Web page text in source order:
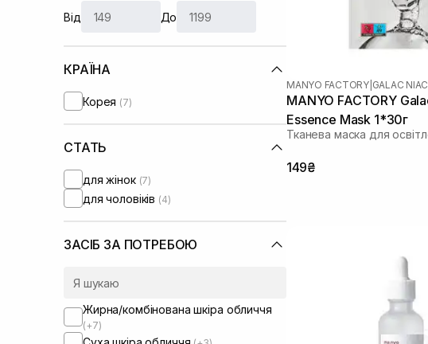
Від До
КРАЇНА
Корея (7)
СТАТЬ
для жінок (7)
для чоловіків (4)
ЗАСІБ ЗА ПОТРЕБОЮ
Жирна/комбінована шкіра обличчя
(+7)
MANYO FACTORY| GALAC
MANYO FACTORY
Essence Mask 1*30г
Тканева маска для
149₴